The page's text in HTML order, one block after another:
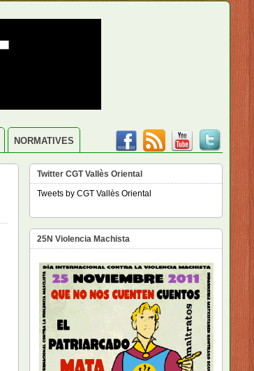
NORMATIVES
Twitter CGT Vallès Oriental
Tweets by CGT Vallès Oriental
25N Violencia Machista